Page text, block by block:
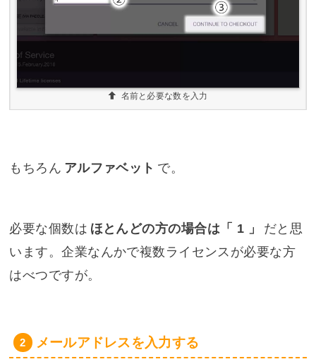
名前と必要な数を入力
もちろん アルファベット で。
必要な個数は ほとんどの方の場合は「 1 」
だと思
います。企業なんかで複数ライセンスが必要な方
はべつですが。
メールアドレスを入力する